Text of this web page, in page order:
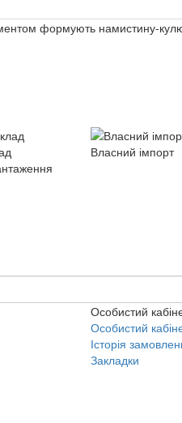
формують намистину-
Власний імпорт
Особистий
Особистий
Історія
Закладки